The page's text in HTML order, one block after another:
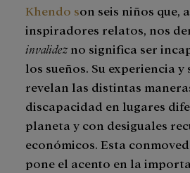
Khendo son seis niños que,
inspiradores relatos, nos
invalidez no significa ser
los sueños. Su experiencia
revelan las distintas
discapacidad en lugares
planeta y con desiguales
económicos. Esta
pone el acento en la